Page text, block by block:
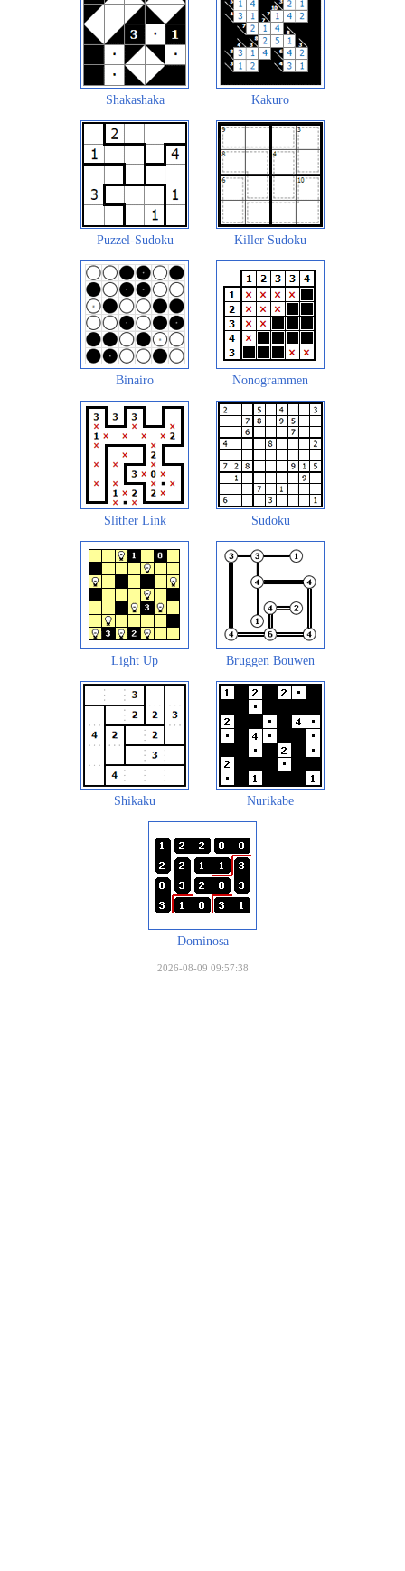
Shakashaka Kakuro
Puzzel-Sudoku Killer Sudoku
Binairo Nonogrammen
Slither Link Sudoku
Light Up Bruggen Bouwen
Shikaku Nurikabe
Dominosa
2026-08-09 09:57:38